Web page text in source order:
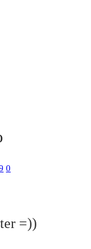
0
=))